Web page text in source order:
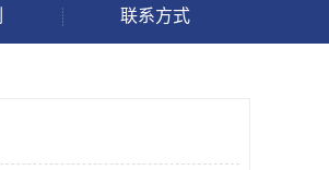
联系方式